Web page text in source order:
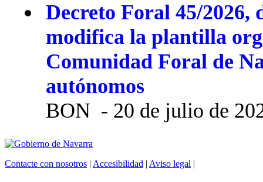
Decreto Foral 45/2026,
modifica la plantilla
Comunidad Foral de
autónomos
BON - 20 de julio de
Contacte con nosotros | Accesibilidad | Aviso legal |